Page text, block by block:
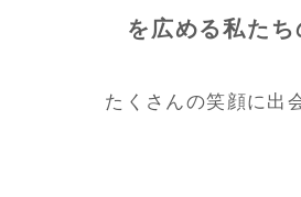
を広める私たち
たくさんの笑顔に出